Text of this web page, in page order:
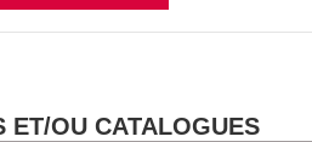
ET/OU CATALOGUES